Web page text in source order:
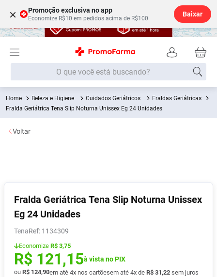
× Promoção exclusiva no app
Economize R$10 em pedidos acima de R$100
Baixar
O que você está buscando?
Beleza e Higiene Cuidados Geriátricos
Fraldas Geriátricas
Fralda Geriátrica Tena Slip Noturna Unissex Eg 24 Unidades
Fralda Geriátrica Tena Slip Noturna Unissex
Eg 24 Unidades
Tena : 1134309
Economize R$ 3,75
R$ 121,15à vista no PIX
ou R$ 124,90em até 4x nos cartõesem até 4x de R$ 31 ,22 sem juros
Voltar
Termos mais buscados
1º Fralda
2
5º Fralda G
6º Desodorante
7º Shampoo
8º Pampers Confort Sec
9º Vitamina D
10 Soro Fisiológico